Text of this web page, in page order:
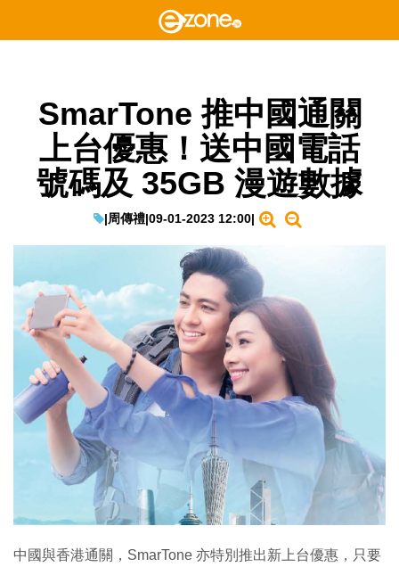
SmarTone 推中國通關
上台優惠！送中國電話
號碼及 35GB 漫遊數據
|周傳禮|09-01-2023 12:00|
中國與香港通關，SmarTone 亦特別推出新上台優惠，只要